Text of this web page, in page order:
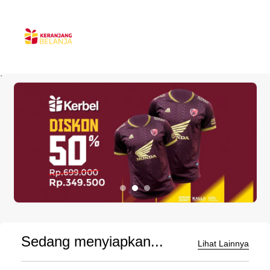
`
Sedang menyiapkan... Lihat Lainnya